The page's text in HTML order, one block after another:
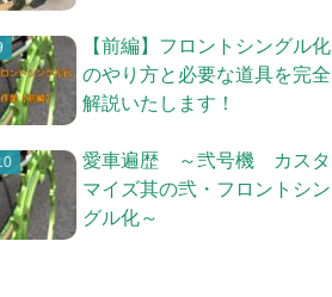
【前編】フロントシングル化
のやり方と必要な道具を完全
解説いたします！
愛車遍歴 ～弐号機 カスタ
マイズ其の弐・フロントシン
グル化～